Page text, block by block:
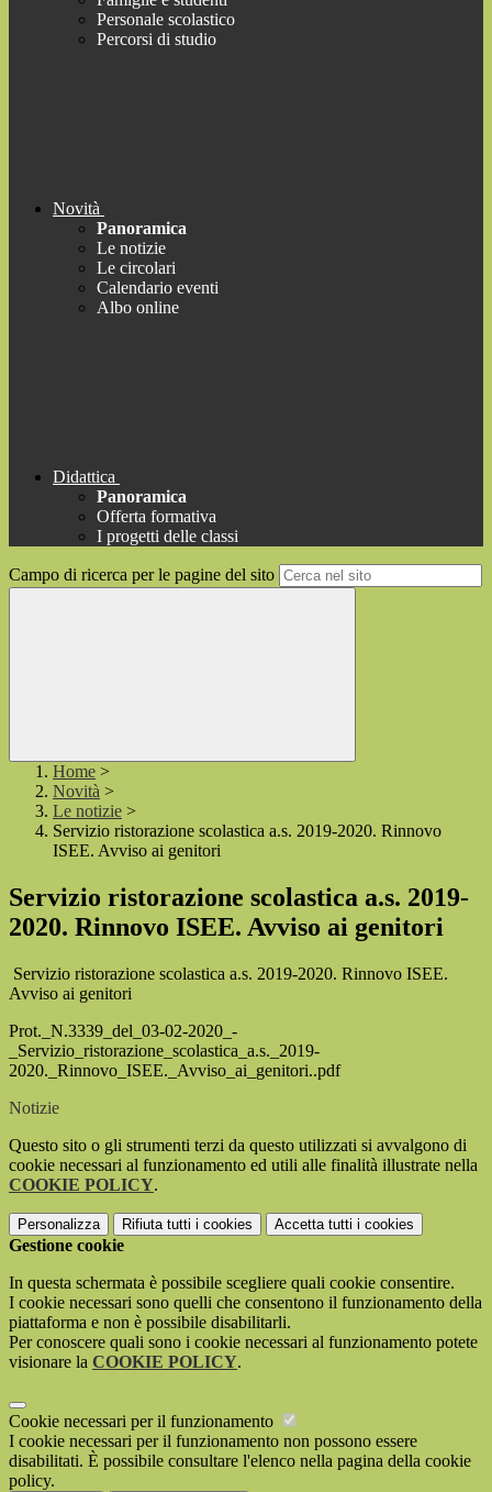
Personale scolastico
Percorsi di studio
Novità
Panoramica
Le notizie
Le circolari
Calendario eventi
Albo online
Didattica
Panoramica
Offerta formativa
I progetti delle classi
Campo di ricerca per le pagine del sito
Home >
Novità >
Le notizie >
Servizio ristorazione scolastica a.s. 2019-2020. Rinnovo
ISEE. Avviso ai genitori
Servizio ristorazione scolastica a.s. 2019-
2020. Rinnovo ISEE. Avviso ai genitori
Servizio ristorazione scolastica a.s. 2019-2020. Rinnovo ISEE.
Avviso ai genitori
Prot._N.3339_del_03-02-2020_-
_Servizio_ristorazione_scolastica_a.s._2019-
2020._Rinnovo_ISEE._Avviso_ai_genitori..pdf
Notizie
Questo sito o gli strumenti terzi da questo utilizzati si avvalgono di
cookie necessari al funzionamento ed utili alle finalità illustrate nella
COOKIE POLICY.
Personalizza Rifiuta tutti i cookies Accetta tutti i cookies
Gestione cookie
In questa schermata è possibile scegliere quali cookie consentire.
I cookie necessari sono quelli che consentono il funzionamento della
piattaforma e non è possibile disabilitarli.
Per conoscere quali sono i cookie necessari al funzionamento potete
visionare la COOKIE POLICY.
Cookie necessari per il funzionamento
I cookie necessari per il funzionamento non possono essere
disabilitati. È possibile consultare l'elenco nella pagina della cookie
policy.